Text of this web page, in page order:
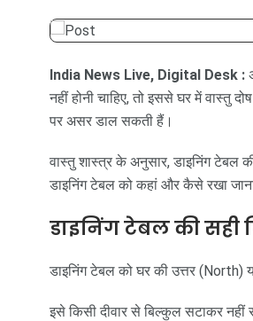
India News Live, Digital Desk :
नहीं होनी चाहिए, तो इससे घर में वास्तु
पर असर डाल सकती हैं।
वास्तु शास्त्र के अनुसार, डाइनिंग टेबल
डाइनिंग टेबल को कहां और कैसे रखा
डाइनिंग टेबल की सही
डाइनिंग टेबल को घर की उत्तर (North)
इसे किसी दीवार से बिल्कुल सटाकर नहीं